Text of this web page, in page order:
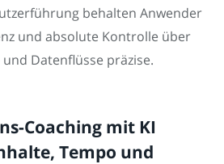
behalten Anwender
und absolute Kontrolle über
Datenflüsse präzise.
Coaching mit KI
Tempo und